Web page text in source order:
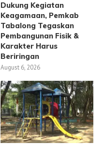
Dukung Kegiatan
Keagamaan, Pemkab
Tabalong Tegaskan
Pembangunan Fisik &
Karakter Harus
Beriringan
August 6, 2026